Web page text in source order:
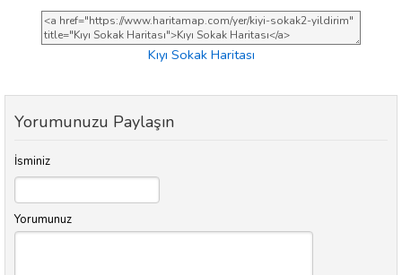
Kıyı Sokak Haritası
Yorumunuzu Paylaşın
İsminiz
Yorumunuz